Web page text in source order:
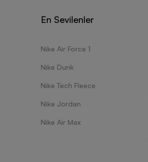
En Sevilenler
Nike Air Force 1
Nike Dunk
Nike Tech Fleece
Nike Jordan
Nike Air Max